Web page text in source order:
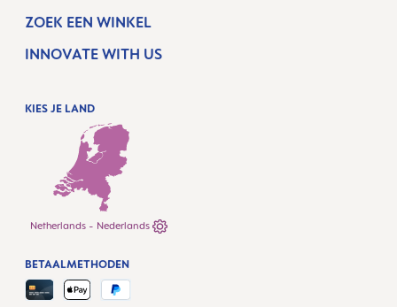
ZOEK EEN WINKEL
INNOVATE WITH US
KIES JE LAND
Netherlands - Nederlands
BETAALMETHODEN